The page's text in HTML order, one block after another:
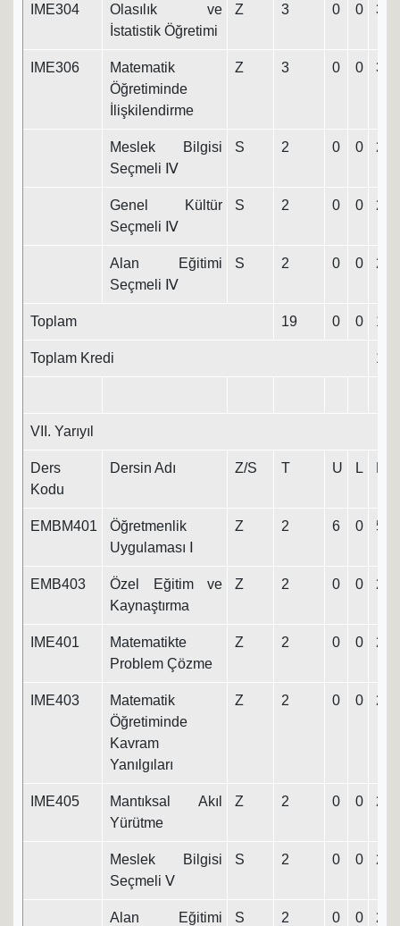
IME304
Olasılık ve
İstatistik Öğretimi
Z 3 0 0 3
IME306
Matematik
Öğretiminde
İlişkilendirme
Z 3 0 0 3
Meslek Bilgisi
Seçmeli Ⅳ
S 2 0 0 2
Genel Kültür
Seçmeli Ⅳ
S 2 0 0 2
Alan Eğitimi
Seçmeli Ⅳ
S 2 0 0 2
Toplam 19 0 0 19
Toplam Kredi 114
VII. Yarıyıl
Ders
Kodu
Dersin Adı Z/S T U L
EMBM401
Öğretmenlik
Uygulaması Ⅰ
Z 2 6 0 5
EMB403
Özel Eğitim ve
Kaynaştırma
Z 2 0 0 2
IME401
Matematikte
Problem Çözme
Z 2 0 0 2
IME403
Matematik
Öğretiminde
Kavram
Yanılgıları
Z 2 0 0 2
IME405
Mantıksal Akıl
Yürütme
Z 2 0 0 2
Meslek Bilgisi
Seçmeli Ⅴ
S 2 0 0 2
Alan Eğitimi
S 2 0 0 2